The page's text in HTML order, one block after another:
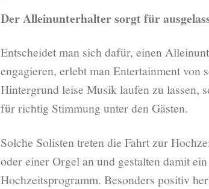
Der Alleinunterhalter sorgt für
Entscheidet man sich dafür, einen
engagieren, erlebt man Entertainment von
Hintergrund leise Musik laufen zu lassen,
für richtig Stimmung unter den Gästen.
Solche Solisten treten die Fahrt zur
oder einer Orgel an und gestalten damit
Hochzeitsprogramm. Besonders positiv